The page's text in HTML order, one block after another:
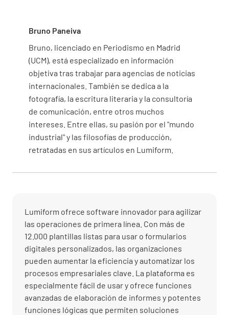
Bruno Paneiva
Bruno, licenciado en Periodismo en Madrid
(UCM), está especializado en información
objetiva tras trabajar para agencias de noticias
internacionales. También se dedica a la
fotografía, la escritura literaria y la consultoría
de comunicación, entre otros muchos
intereses. Entre ellas, su pasión por el "mundo
industrial" y las filosofías de producción,
retratadas en sus artículos en Lumiform.
Lumiform ofrece software innovador para agilizar
las operaciones de primera línea. Con más de
12.000 plantillas listas para usar o formularios
digitales personalizados, las organizaciones
pueden aumentar la eficiencia y automatizar los
procesos empresariales clave. La plataforma es
especialmente fácil de usar y ofrece funciones
avanzadas de elaboración de informes y potentes
funciones lógicas que permiten soluciones